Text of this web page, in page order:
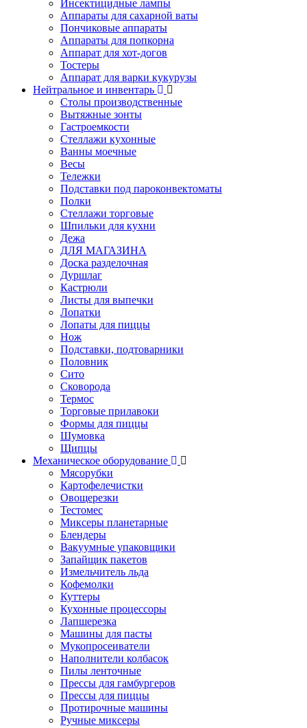
Инсектицидные лампы
Аппараты для сахарной ваты
Пончиковые аппараты
Аппараты для попкорна
Аппарат для хот-догов
Тостеры
Аппарат для варки кукурузы
Нейтральное и инвентарь
Столы производственные
Вытяжные зонты
Гастроемкости
Стеллажи кухонные
Ванны моечные
Весы
Тележки
Подставки под пароконвектоматы
Полки
Стеллажи торговые
Шпильки для кухни
Дежа
ДЛЯ МАГАЗИНА
Доска разделочная
Дуршлаг
Кастрюли
Листы для выпечки
Лопатки
Лопаты для пиццы
Нож
Подставки, подтоварники
Половник
Сито
Сковорода
Термос
Торговые прилавоки
Формы для пиццы
Шумовка
Щипцы
Механическое оборудование
Мясорубки
Картофелечистки
Овощерезки
Тестомес
Миксеры планетарные
Блендеры
Вакуумные упаковщики
Запайщик пакетов
Измельчитель льда
Кофемолки
Куттеры
Кухонные процессоры
Лапшерезка
Машины для пасты
Мукопросеиватели
Наполнители колбасок
Пилы ленточные
Прессы для гамбургеров
Прессы для пиццы
Протирочные машины
Ручные миксеры